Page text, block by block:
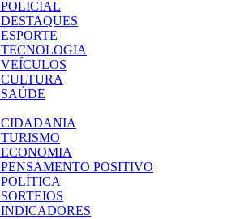
POLICIAL
DESTAQUES
ESPORTE
TECNOLOGIA
VEÍCULOS
CULTURA
SAÚDE
CIDADANIA
TURISMO
ECONOMIA
PENSAMENTO POSITIVO
POLÍTICA
SORTEIOS
INDICADORES